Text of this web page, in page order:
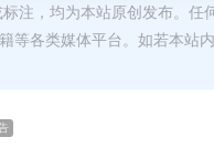
注，均为本站原创发布。
等各类媒体平台。如若本站